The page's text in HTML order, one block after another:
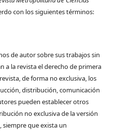
con los siguientes términos:
de autor sobre sus trabajos sin
a la revista el derecho de primera
de forma no exclusiva, los
distribución, comunicación
pueden establecer otros
no exclusiva de la versión
siempre que exista un